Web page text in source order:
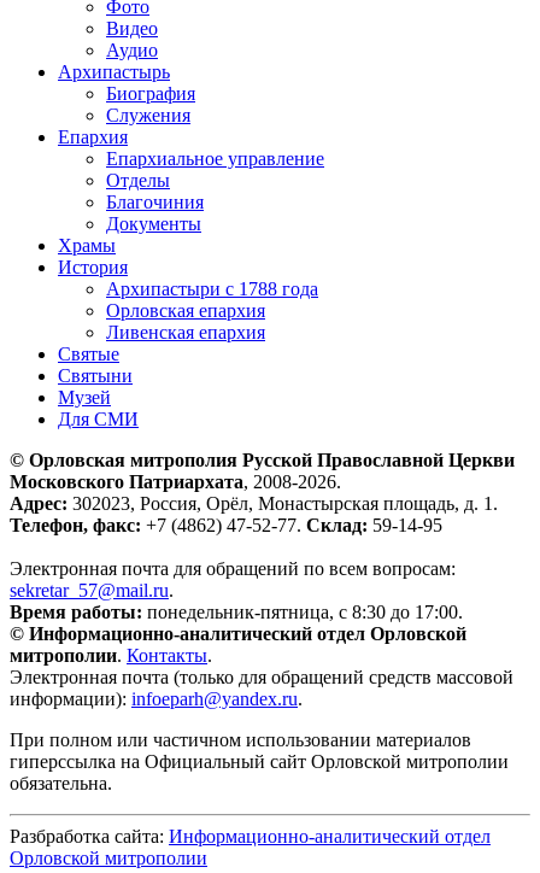
Фото
Видео
Аудио
Архипастырь
Биография
Служения
Епархия
Епархиальное управление
Отделы
Благочиния
Документы
Храмы
История
Архипастыри с 1788 года
Орловская епархия
Ливенская епархия
Святые
Святыни
Музей
Для СМИ
© Орловская митрополия Русской Православной Церкви
Московского Патриархата, 2008-2026.
Адрес: 302023, Россия, Орёл, Монастырская площадь, д. 1.
Телефон, факс: +7 (4862) 47-52-77. Склад: 59-14-95
Электронная почта для обращений по всем вопросам:
sekretar_57@mail.ru.
Время работы: понедельник-пятница, с 8:30 до 17:00.
© Информационно-аналитический отдел Орловской
митрополии. Контакты.
Электронная почта (только для обращений средств массовой
информации): infoeparh@yandex.ru.
При полном или частичном использовании материалов
гиперссылка на Официальный сайт Орловской митрополии
обязательна.
Разбработка сайта: Информационно-аналитический отдел
Орловской митрополии